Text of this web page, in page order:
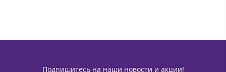
Подпишитесь на наши новости и акции!